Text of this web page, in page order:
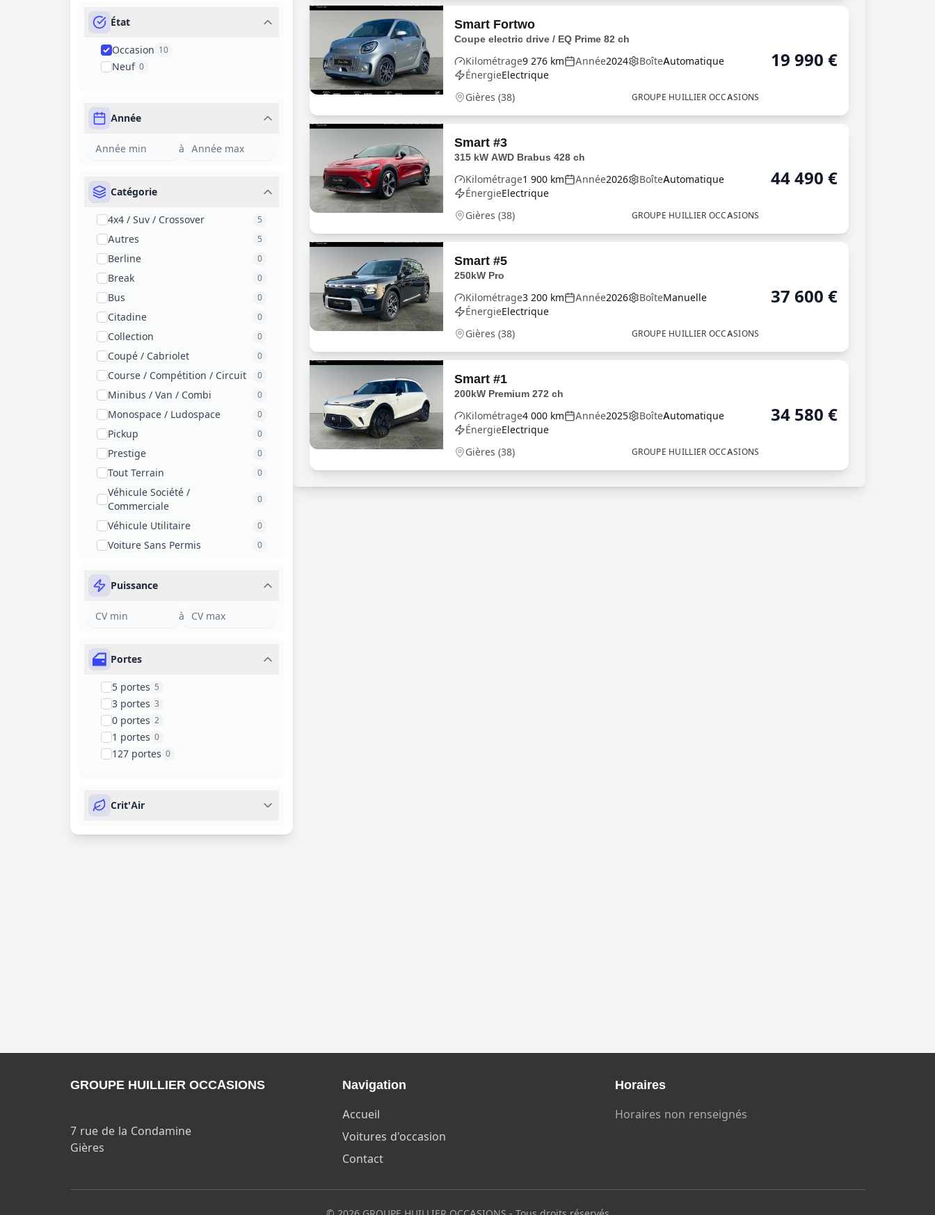
État
Occasion 10
Neuf 0
Année
à
Catégorie
4x4 / Suv / Crossover 5
Autres 5
Berline 0
Break 0
Bus 0
Citadine 0
Collection 0
Coupé / Cabriolet 0
Course / Compétition / Circuit 0
Minibus / Van / Combi 0
Monospace / Ludospace 0
Pickup 0
Prestige 0
Tout Terrain 0
Véhicule Société /
Commerciale
0
Véhicule Utilitaire 0
Voiture Sans Permis 0
Puissance
à
Portes
5 portes 5
3 portes 3
0 portes 2
1 portes 0
127 portes 0
Crit'Air
Smart Fortwo
Coupe electric drive / EQ Prime 82 ch
Kilométrage9 276 km Année2024 BoîteAutomatique
ÉnergieElectrique
Gières (38) GROUPE HUILLIER OCCASIONS
19 990 €
Smart #3
315 kW AWD Brabus 428 ch
Kilométrage1 900 km Année2026 BoîteAutomatique
ÉnergieElectrique
Gières (38) GROUPE HUILLIER OCCASIONS
44 490 €
Smart #5
250kW Pro
Kilométrage3 200 km Année2026 BoîteManuelle
ÉnergieElectrique
Gières (38) GROUPE HUILLIER OCCASIONS
37 600 €
Smart #1
200kW Premium 272 ch
Kilométrage4 000 km Année2025 BoîteAutomatique
ÉnergieElectrique
Gières (38) GROUPE HUILLIER OCCASIONS
34 580 €
GROUPE HUILLIER OCCASIONS
7 rue de la Condamine
Gières
Navigation
Accueil
Voitures d'occasion
Contact
Horaires
Horaires non renseignés